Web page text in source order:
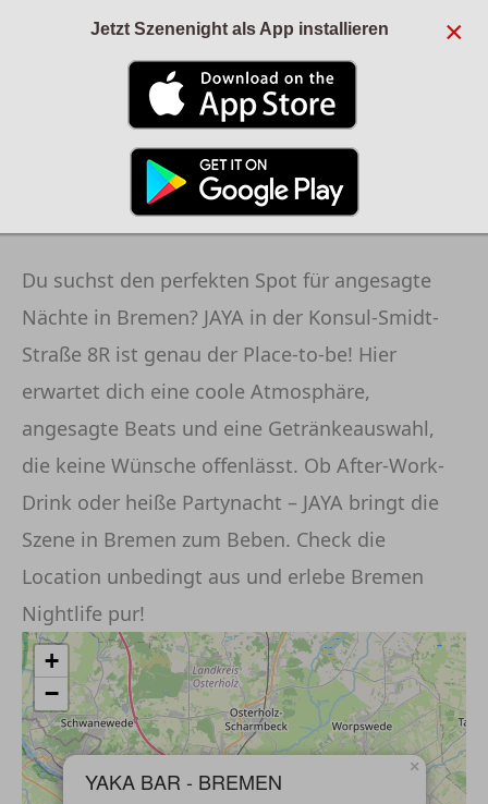
YAKA BAR - BREMEN
Du suchst den perfekten Spot für angesagte
Nächte in Bremen? JAYA in der Konsul-Smidt-
Straße 8R ist genau der Place-to-be! Hier
erwartet dich eine coole Atmosphäre,
angesagte Beats und eine Getränkeauswahl,
die keine Wünsche offenlässt. Ob After-Work-
Drink oder heiße Partynacht – JAYA bringt die
Szene in Bremen zum Beben. Check die
Location unbedingt aus und erlebe Bremen
Nightlife pur!
YAKA BAR - BREMEN
×
+
−
×
Jetzt Szenenight als App installieren